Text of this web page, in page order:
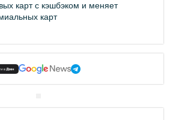
карт с кэшбэком и меняет
карт